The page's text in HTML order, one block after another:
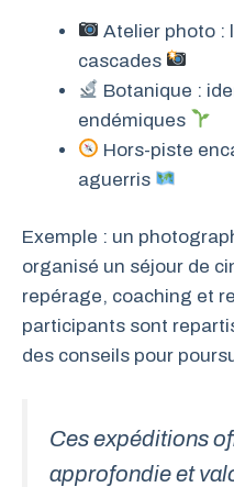
Atelier photo :
cascades
Botanique :
endémiques
Hors-piste
aguerris
Exemple : un
organisé un séjour de
repérage, coaching et
participants sont
des conseils pour
Ces expéditions
approfondie et